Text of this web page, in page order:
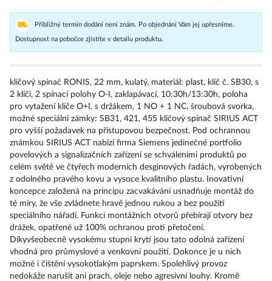
Přibližný termín dodání není znám. Po objednání Vám jej upřesníme.
Dostupnost na pobočce zjistíte v detailu produktu.
klíčový spínač RONIS, 22 mm, kulatý, materiál: plast, klíč č. SB30, s
2 klíči, 2 spínací polohy O-I, zaklapávací, 10:30h/13:30h, poloha
pro vytažení klíče O+I, s držákem, 1 NO + 1 NC, šroubová svorka,
možné speciální zámky: SB31, 421, 455 klíčový spínač SIRIUS ACT
pro vyšší požadavek na přístupovou bezpečnost. Pod ochrannou
známkou SIRIUS ACT nabízí firma Siemens jedinečné portfolio
povelových a signalizačních zařízení se schváleními produktů po
celém světě ve čtyřech moderních desginových řadách, vyrobených
z odolného pravého kovu a vysoce kvalitního plastu. Inovativní
koncepce založená na principu zacvakávání usnadňuje montáž do
té míry, že vše zvládnete hravě jednou rukou a bez použití
speciálního nářadí. Funkci montážních otvorů přebírají otvory bez
drážek, opatřené už 100% ochranou proti přetočení.
Díkyvšeobecně vysokému stupni krytí jsou tato odolná zařízení
vhodná pro průmyslové a venkovní použití. Dokonce je u nich
možné i čištění vysokotlakým paprskem. Spolehlivý provoz
nedokáže narušit ani prach, oleje nebo agresivní louhy. Kromě